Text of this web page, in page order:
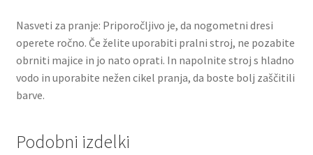
Nasveti za pranje: Priporočljivo je, da nogometni dresi
operete ročno. Če želite uporabiti pralni stroj, ne pozabite
obrniti majice in jo nato oprati. In napolnite stroj s hladno
vodo in uporabite nežen cikel pranja, da boste bolj zaščitili
barve.
Podobni izdelki